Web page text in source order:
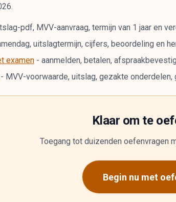
pdf, MVV-aanvraag, termijn van 1 jaar en
uitslagtermijn, cijfers, beoordeling en
examen - aanmelden, betalen,
- MVV-voorwaarde, uitslag, gezakte
Klaar om te
Toegang tot duizenden oefenvragen
Begin nu met